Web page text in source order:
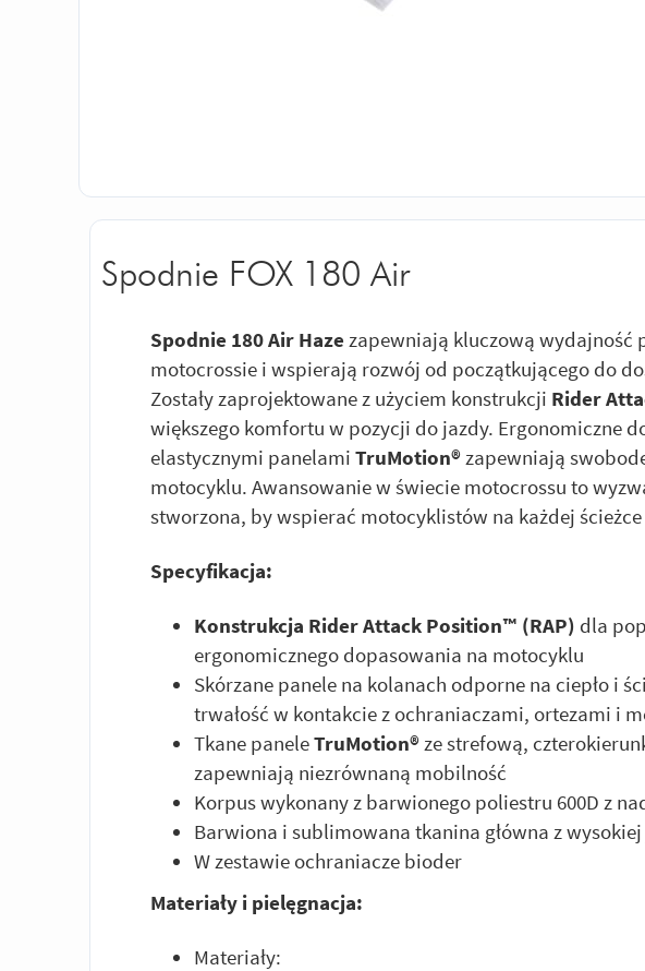
Spodnie FOX 180 Air
Spodnie 180 Air Haze zapewniają kluczową wydajność
motocrossie i wspierają rozwój od początkującego do
Zostały zaprojektowane z użyciem konstrukcji Rider
większego komfortu w pozycji do jazdy. Ergonomiczne
elastycznymi panelami TruMotion®zapewniają
motocyklu. Awansowanie w świecie motocrossu to
stworzona, by wspierać motocyklistów na każdej
Specyfikacja:
Konstrukcja Rider Attack Position™ (RAP) dla
ergonomicznego dopasowania na motocyklu
Skórzane panele na kolanach odporne na ciepło i
trwałość w kontakcie z ochraniaczami, ortezami i
Tkane paneleTruMotion®ze strefową,
zapewniają niezrównaną mobilność
Korpus wykonany z barwionego poliestru 600D z
Barwiona i sublimowana tkanina główna z
W zestawie ochraniacze bioder
Materiały i pielęgnacja:
Materiały: